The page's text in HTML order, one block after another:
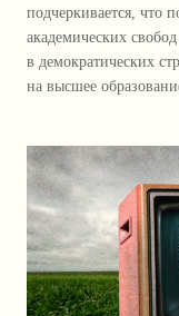
подчеркивается, что
академических
в демократических
на высшее